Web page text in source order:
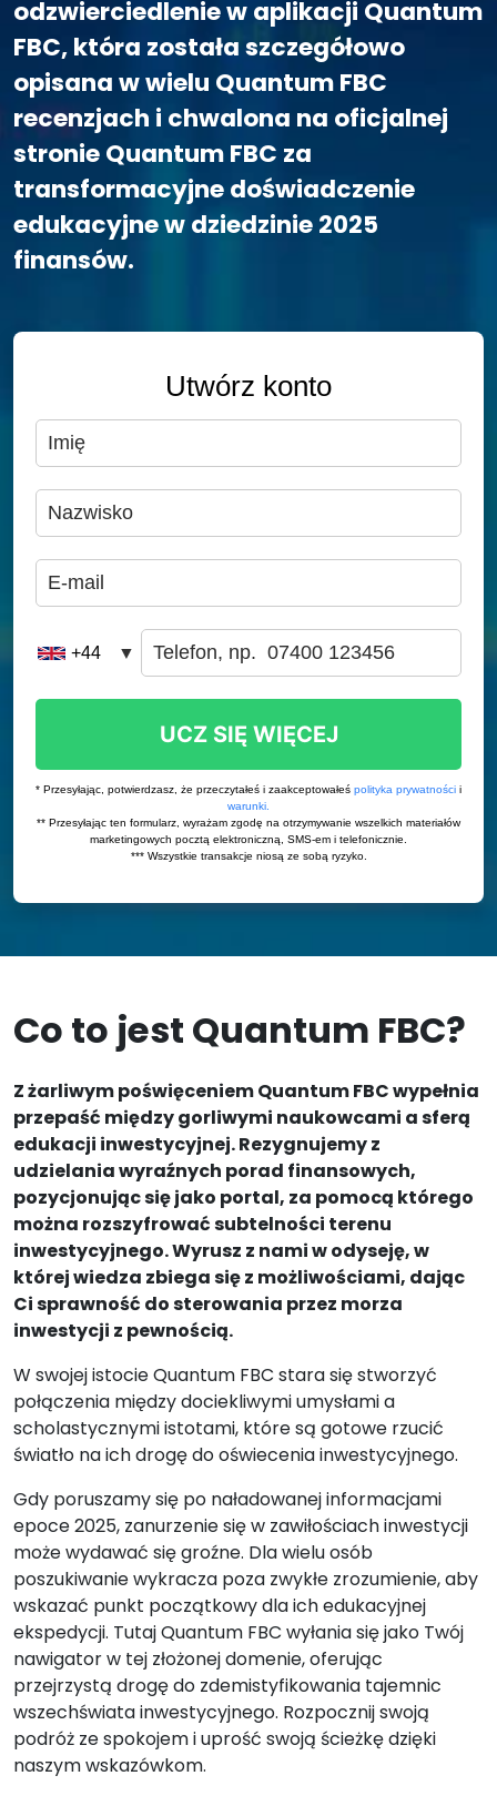
odzwierciedlenie w aplikacji Quantum
FBC, która została szczegółowo
opisana w wielu Quantum FBC
recenzjach i chwalona na oficjalnej
stronie Quantum FBC za
transformacyjne doświadczenie
edukacyjne w dziedzinie 2025
finansów.
Co to jest Quantum FBC?
Z żarliwym poświęceniem Quantum FBC wypełnia
przepaść między gorliwymi naukowcami a sferą
edukacji inwestycyjnej. Rezygnujemy z
udzielania wyraźnych porad finansowych,
pozycjonując się jako portal, za pomocą którego
można rozszyfrować subtelności terenu
inwestycyjnego. Wyrusz z nami w odyseję, w
której wiedza zbiega się z możliwościami, dając
Ci sprawność do sterowania przez morza
inwestycji z pewnością.
W swojej istocie Quantum FBC stara się stworzyć
połączenia między dociekliwymi umysłami a
scholastycznymi istotami, które są gotowe rzucić
światło na ich drogę do oświecenia inwestycyjnego.
Gdy poruszamy się po naładowanej informacjami
epoce 2025, zanurzenie się w zawiłościach inwestycji
może wydawać się groźne. Dla wielu osób
poszukiwanie wykracza poza zwykłe zrozumienie, aby
wskazać punkt początkowy dla ich edukacyjnej
ekspedycji. Tutaj Quantum FBC wyłania się jako Twój
nawigator w tej złożonej domenie, oferując
przejrzystą drogę do zdemistyfikowania tajemnic
wszechświata inwestycyjnego. Rozpocznij swoją
podróż ze spokojem i uprość swoją ścieżkę dzięki
naszym wskazówkom.